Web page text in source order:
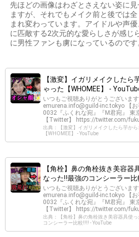
先ほどの画像はわざとさえない姿に
ますが、それでもメイク前と後では
まれ変わっています。アイドルや声
に匹敵する2次元的な愛らしさが感じ
に男性ファンも虜になっているのです
【激変】イガリメイクしたら
ゃった【WHOMEE】 -
いつもご視聴ありがとうございま
emurena.info@guild-inc.tokyo 【
0032『ふくれな宛』『M君宛』 東
【Twitter】 https://twitter.com/
出典：【激変】イガリメイクしたら芋か
【WHOMEE】 - YouTube
【角栓】鼻の角栓抜き美容器
なった‼最強のコンシーラー
いつもご視聴ありがとうございま
emurena.info@guild-inc.tokyo 【
0032『ふくれな宛』『M君宛』 東
【Twitter】 https://twitter.com/
出典：【角栓】鼻の角栓抜き美容器具使
コンシーラー比較‼‼ - YouTube